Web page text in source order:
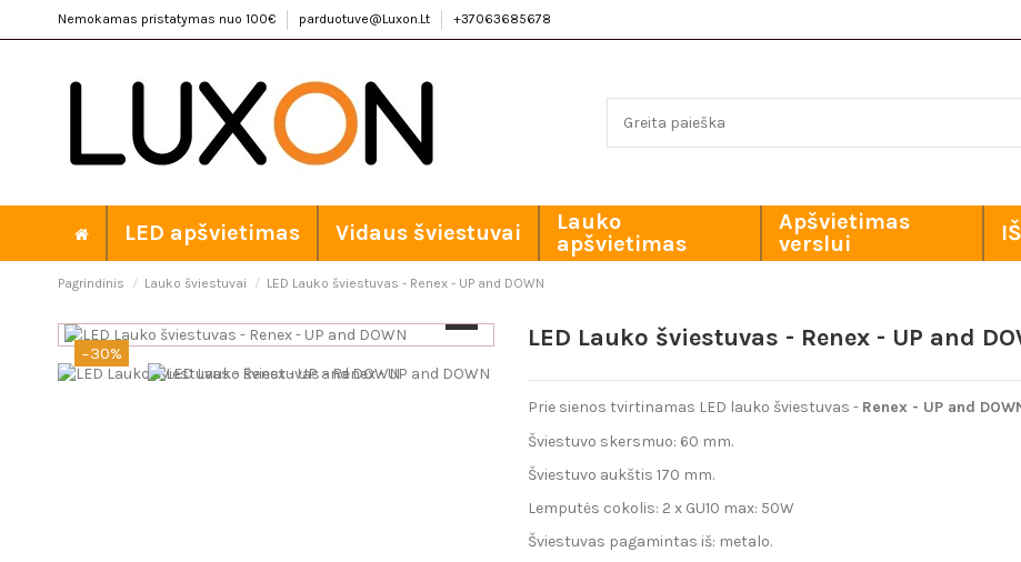
Nemokamas pristatymas nuo 100€ parduotuve@Luxon.Lt +37063685678
LED apšvietimas Vidaus šviestuvai
Lauko
apšvietimas
Apšvietimas
verslui
Pagrindinis Lauko šviestuvai LED Lauko šviestuvas - Renex - UP and DOWN
−30%
LED Lauko šviestuvas - Renex - UP and
Prie sienos tvirtinamas LED lauko šviestuvas - Renex - UP and
Šviestuvo skersmuo: 60 mm.
Šviestuvo aukštis 170 mm.
Lemputės cokolis: 2 x GU10 max: 50W
Šviestuvas pagamintas iš: metalo.